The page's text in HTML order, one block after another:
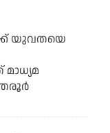
യുവതയെ
തരൂര്‍